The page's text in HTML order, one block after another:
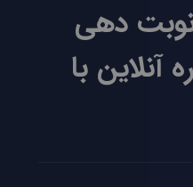
نوبت دهی
آنلاین با